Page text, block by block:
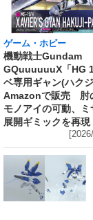
ゲーム・ホビー
機動戦士Gundam
GQuuuuuuX「HG
ベ専用ギャン(ハク
Amazonで販売 肘
モノアイの可動、
展開ギミックを再現